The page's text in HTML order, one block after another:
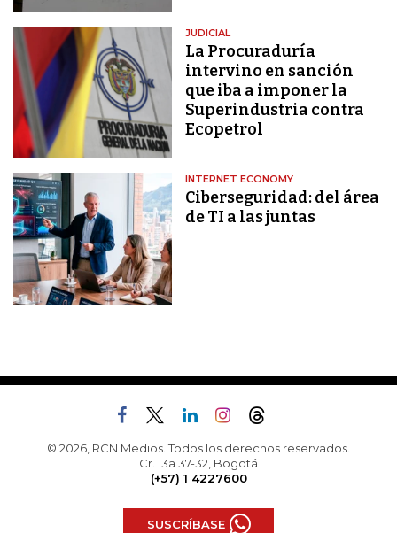
JUDICIAL
La Procuraduría
intervino en sanción
que iba a imponer la
Superindustria contra
Ecopetrol
INTERNET ECONOMY
Ciberseguridad: del área
de TI a las juntas
© 2026, RCN Medios. Todos los derechos reservados.
Cr. 13a 37-32, Bogotá
(+57) 1 4227600
SUSCRÍBASE